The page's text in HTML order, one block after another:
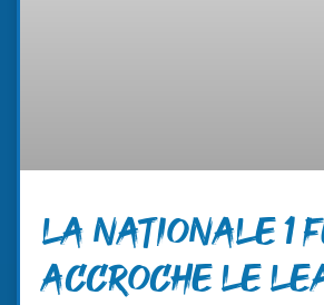
LA NATIONALE 1
ACCROCHE LE